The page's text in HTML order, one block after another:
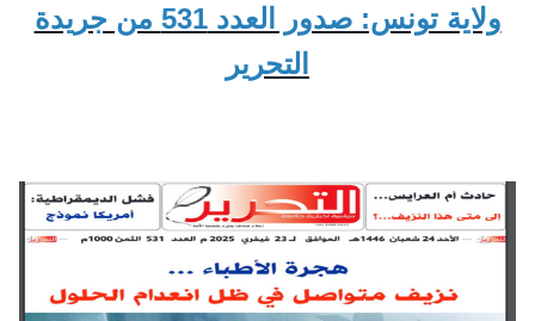
ولاية تونس: صدور العدد 531 من جريدة
التحرير